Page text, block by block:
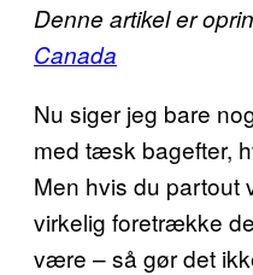
Denne artikel er
Canada
Nu siger jeg bare
med tæsk bagefter,
Men hvis du partout
virkelig foretrække
være – så gør det